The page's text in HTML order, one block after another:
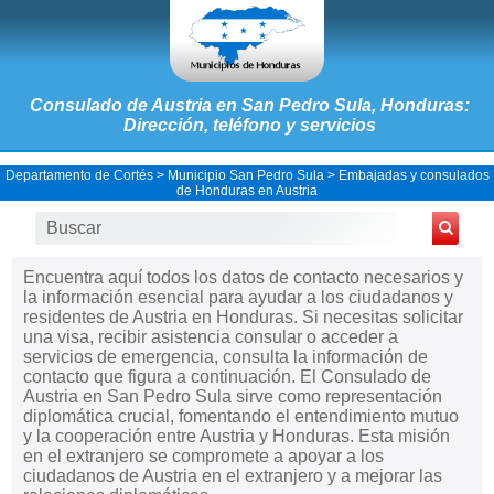
Consulado de Austria en San Pedro Sula, Honduras:
Dirección, teléfono y servicios
Departamento de Cortés> Municipio San Pedro Sula > Embajadas y consulados
de Honduras en Austria
Encuentra aquí todos los datos de contacto necesarios y
la información esencial para ayudar a los ciudadanos y
residentes de Austria en Honduras. Si necesitas solicitar
una visa, recibir asistencia consular o acceder a
servicios de emergencia, consulta la información de
contacto que figura a continuación. El Consulado de
Austria en San Pedro Sula sirve como representación
diplomática crucial, fomentando el entendimiento mutuo
y la cooperación entre Austria y Honduras. Esta misión
en el extranjero se compromete a apoyar a los
ciudadanos de Austria en el extranjero y a mejorar las